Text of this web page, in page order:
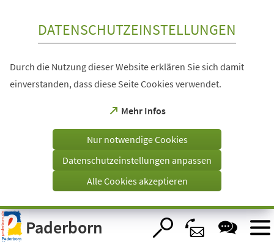
Visuelle
Assistenzsoftware
öffnen.
DATENSCHUTZEINSTELLUNGEN
Durch die Nutzung dieser Website erklären Sie sich damit
einverstanden, dass diese Seite Cookies verwendet.
Mehr Infos
(Öffnet
einem
Tab)
Nur notwendige Cookies
Datenschutzeinstellungen anpassen
Alle Cookies akzeptieren
Paderborn